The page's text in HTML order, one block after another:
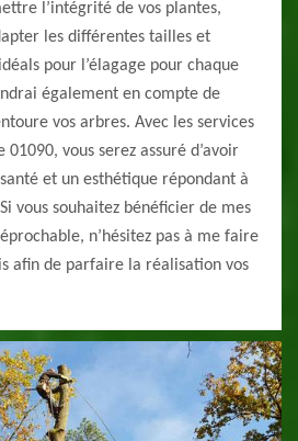
l’intégrité de vos plantes,
les différentes tailles et
pour l’élagage pour chaque
également en compte de
vos arbres. Avec les services
01090, vous serez assuré d’avoir
et un esthétique répondant à
vous souhaitez bénéficier de mes
n’hésitez pas à me faire
afin de parfaire la réalisation vos